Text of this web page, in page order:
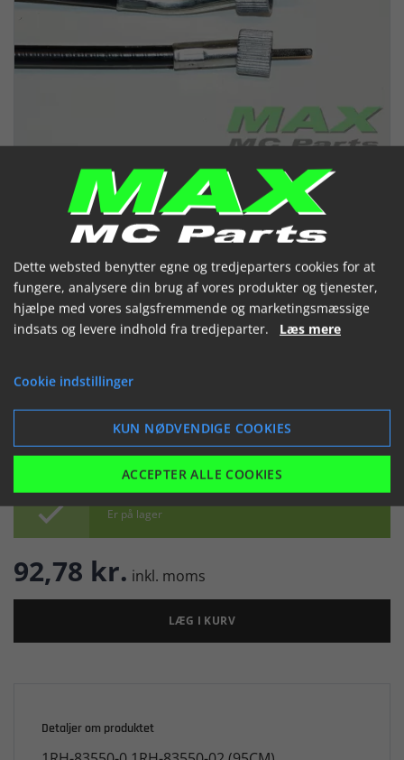
Speedometerkabel YAMAHA
FZR600 XT225
 Er på lager
92,78 kr. inkl. moms
LÆG I KURV
Detaljer om produktet
Dette websted benytter egne og tredjeparters cookies for at
fungere, analysere din brug af vores produkter og tjenester,
hjælpe med vores salgsfremmende og marketingsmæssige
indsats og levere indhold fra tredjeparter. Læs mere
Cookie indstillinger
KUN NØDVENDIGE COOKIES
ACCEPTER ALLE COOKIES